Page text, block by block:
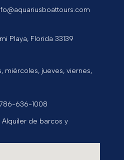
Playa, Florida 33139
miércoles, jueves, viernes,
636-1008
Alquiler de barcos y